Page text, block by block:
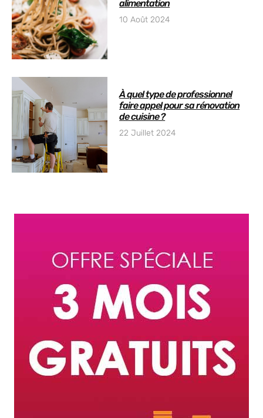
alimentation
10 Août 2024
À quel type de professionnel
faire appel pour sa rénovation
de cuisine ?
22 Juillet 2024